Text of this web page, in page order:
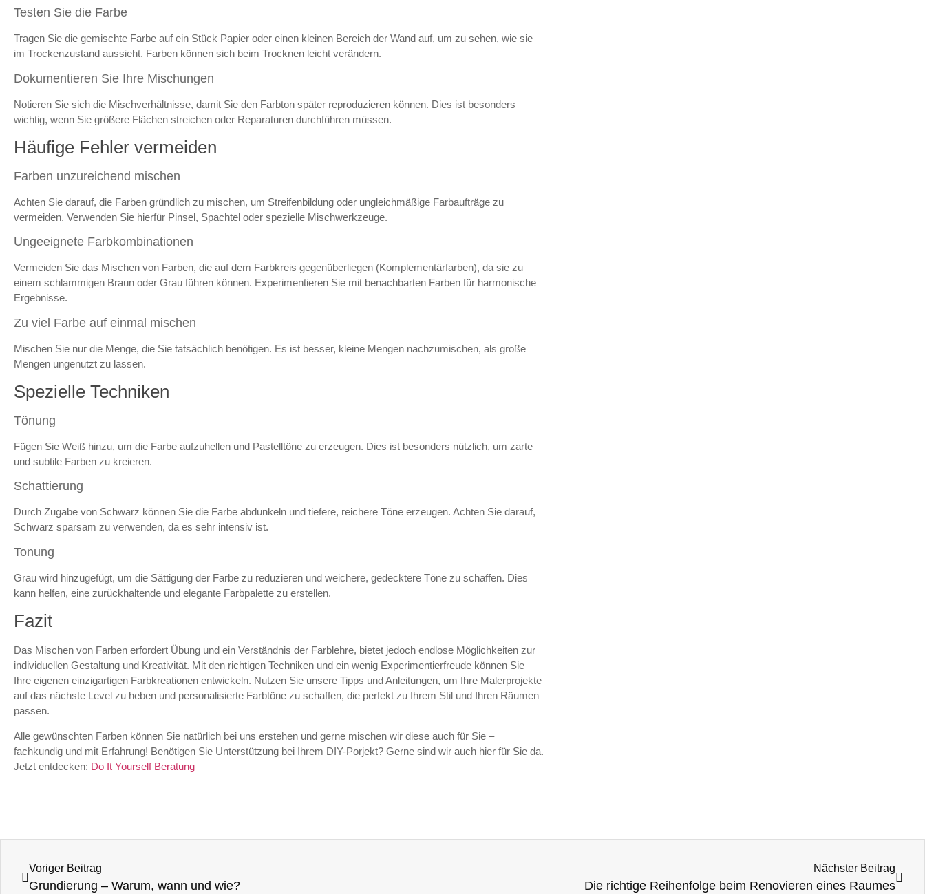
Testen Sie die Farbe
Tragen Sie die gemischte Farbe auf ein Stück Papier oder einen kleinen Bereich der Wand auf, um zu sehen, wie sie
im Trockenzustand aussieht. Farben können sich beim Trocknen leicht verändern.
Dokumentieren Sie Ihre Mischungen
Notieren Sie sich die Mischverhältnisse, damit Sie den Farbton später reproduzieren können. Dies ist besonders
wichtig, wenn Sie größere Flächen streichen oder Reparaturen durchführen müssen.
Häufige Fehler vermeiden
Farben unzureichend mischen
Achten Sie darauf, die Farben gründlich zu mischen, um Streifenbildung oder ungleichmäßige Farbaufträge zu
vermeiden. Verwenden Sie hierfür Pinsel, Spachtel oder spezielle Mischwerkzeuge.
Ungeeignete Farbkombinationen
Vermeiden Sie das Mischen von Farben, die auf dem Farbkreis gegenüberliegen (Komplementärfarben), da sie zu
einem schlammigen Braun oder Grau führen können. Experimentieren Sie mit benachbarten Farben für harmonische
Ergebnisse.
Zu viel Farbe auf einmal mischen
Mischen Sie nur die Menge, die Sie tatsächlich benötigen. Es ist besser, kleine Mengen nachzumischen, als große
Mengen ungenutzt zu lassen.
Spezielle Techniken
Tönung
Fügen Sie Weiß hinzu, um die Farbe aufzuhellen und Pastelltöne zu erzeugen. Dies ist besonders nützlich, um zarte
und subtile Farben zu kreieren.
Schattierung
Durch Zugabe von Schwarz können Sie die Farbe abdunkeln und tiefere, reichere Töne erzeugen. Achten Sie darauf,
Schwarz sparsam zu verwenden, da es sehr intensiv ist.
Tonung
Grau wird hinzugefügt, um die Sättigung der Farbe zu reduzieren und weichere, gedecktere Töne zu schaffen. Dies
kann helfen, eine zurückhaltende und elegante Farbpalette zu erstellen.
Fazit
Das Mischen von Farben erfordert Übung und ein Verständnis der Farblehre, bietet jedoch endlose Möglichkeiten zur
individuellen Gestaltung und Kreativität. Mit den richtigen Techniken und ein wenig Experimentierfreude können Sie
Ihre eigenen einzigartigen Farbkreationen entwickeln. Nutzen Sie unsere Tipps und Anleitungen, um Ihre Malerprojekte
auf das nächste Level zu heben und personalisierte Farbtöne zu schaffen, die perfekt zu Ihrem Stil und Ihren Räumen
passen.
Alle gewünschten Farben können Sie natürlich bei uns erstehen und gerne mischen wir diese auch für Sie –
fachkundig und mit Erfahrung! Benötigen Sie Unterstützung bei Ihrem DIY-Porjekt? Gerne sind wir auch hier für Sie da.
Jetzt entdecken: Do It Yourself Beratung
Voriger Beitrag
Grundierung – Warum, wann und wie?
Nächster Beitrag
Die richtige Reihenfolge beim Renovieren eines Raumes